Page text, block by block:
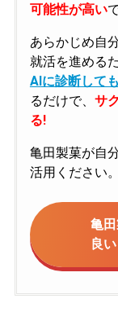
可能性が高い
あらかじめ自
就活を進める
AIに診断して
るだけで、 サ
る!
亀田製菓が自
活用ください。
亀
良